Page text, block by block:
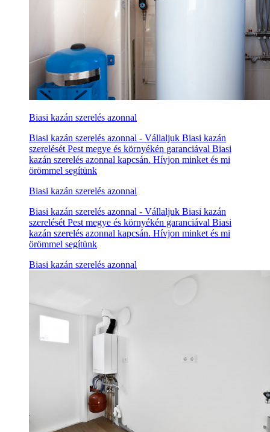
Biasi kazán szerelés azonnal
Biasi kazán szerelés azonnal - Vállaljuk Biasi kazán
szerelését Pest megye és környékén garanciával Biasi
kazán szerelés azonnal kapcsán. Hívjon minket és mi
örömmel segítünk
Biasi kazán szerelés azonnal
Biasi kazán szerelés azonnal - Vállaljuk Biasi kazán
szerelését Pest megye és környékén garanciával Biasi
kazán szerelés azonnal kapcsán. Hívjon minket és mi
örömmel segítünk
Biasi kazán szerelés azonnal